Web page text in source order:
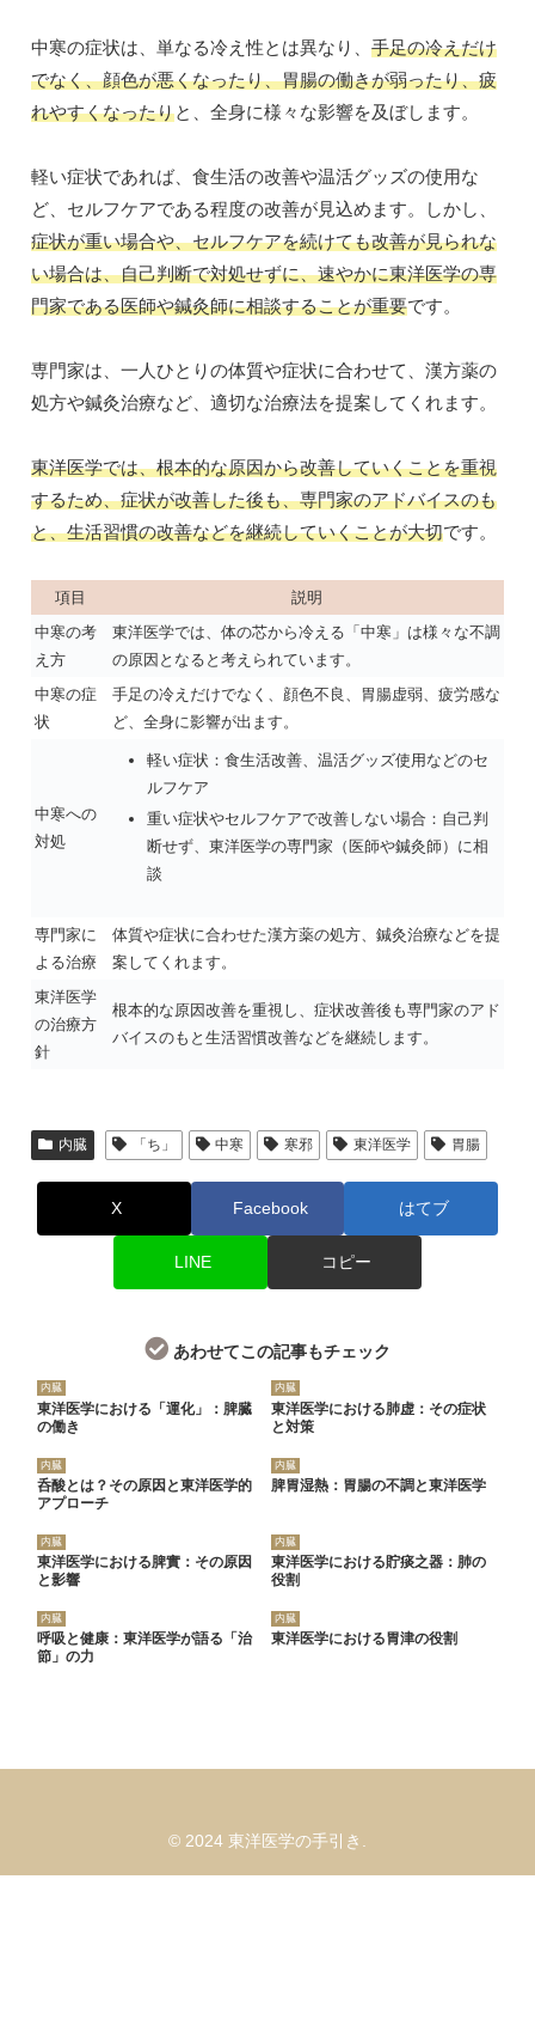
中寒の症状は、単なる冷え性とは異なり、 手足の冷えだけ
でなく、顔色が悪くなったり、胃腸の働きが弱ったり、疲
れやすくなったりと、全身に様々な影響を及ぼします。
軽い症状であれば、食生活の改善や温活グッズの使用な
ど、セルフケアである程度の改善が見込めます。しかし、
症状が重い場合や、セルフケアを続けても改善が見られな
い場合は、自己判断で対処せずに、速やかに東洋医学の専
門家である医師や鍼灸師に相談することが重要です。
専門家は、一人ひとりの体質や症状に合わせて、漢方薬の
処方や鍼灸治療など、適切な治療法を提案してくれます。
東洋医学では、根本的な原因から改善していくことを重視
するため、症状が改善した後も、専門家のアドバイスのも
と、生活習慣の改善などを継続していくことが大切です。
項目
説明
中寒の考
え方
東洋医学では、体の芯から冷える「中寒」は様々な不調
の原因となると考えられています。
中寒の症
状
手足の冷えだけでなく、顔色不良、胃腸虚弱、疲労感な
ど、全身に影響が出ます。
中寒への
対処
軽い症状：食生活改善、温活グッズ使用などのセ
ルフケア
重い症状やセルフケアで改善しない場合：自己判
断せず、東洋医学の専門家（医師や鍼灸師）に相
談
専門家に
よる治療
体質や症状に合わせた漢方薬の処方、鍼灸治療などを提
案してくれます。
東洋医学
の治療方
針
根本的な原因改善を重視し、症状改善後も専門家のアド
バイスのもと生活習慣改善などを継続します。
内臓 「ち」 中寒 寒邪 東洋医学 胃腸
X Facebook はてブ
LINE コピー
あわせてこの記事もチェック
内臓
東洋医学における「運化」：脾臓
の働き
内臓
東洋医学における肺虚：その症状
と対策
内臓
呑酸とは？その原因と東洋医学的
アプローチ
内臓
脾胃湿熱：胃腸の不調と東洋医学
内臓
東洋医学における脾實：その原因
と影響
内臓
東洋医学における貯痰之器：肺の
役割
内臓
呼吸と健康：東洋医学が語る「治
節」の力
内臓
東洋医学における胃津の役割
© 2024 東洋医学の手引き.